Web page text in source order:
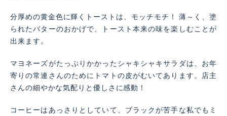
分厚めの黄金色に輝くトーストは、モッチモチ！ 薄～く、塗
られたバターのおかげで、トースト本来の味を楽しむことが
出来ます。
マヨネーズがたっぷりかかったシャキシャキサラダは、お年
寄りの常連さんのためにトマトの皮がむいてあります。店主
さんの細やかな気配りと優しさに感動！
コーヒーはあっさりとしていて、ブラックが苦手な私でもミ